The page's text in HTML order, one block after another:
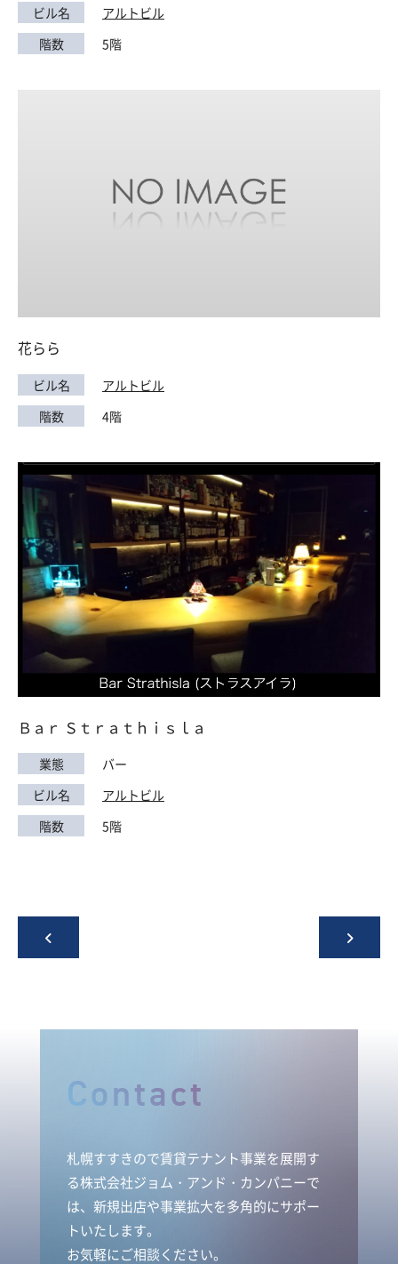
ビル名
アルトビル
階数
5階
花らら
ビル名
アルトビル
階数
4階
Ｂａｒ Ｓｔｒａｔｈｉｓｌａ
業態
バー
ビル名
アルトビル
階数
5階
Contact
札幌すすきので賃貸テナント事業を展開す
る株式会社ジョム・アンド・カンパニーで
は、新規出店や事業拡大を多角的にサポー
トいたします。
お気軽にご相談ください。